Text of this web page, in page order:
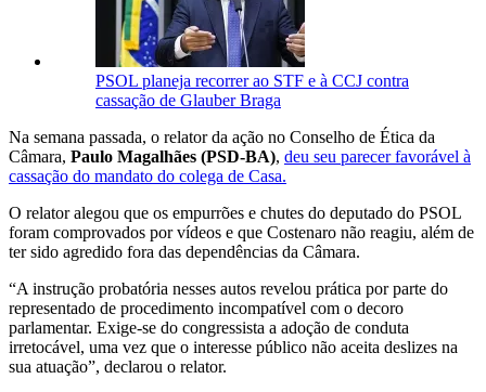
PSOL planeja recorrer ao STF e à CCJ contra
cassação de Glauber Braga
Na semana passada, o relator da ação no Conselho de Ética da
Câmara, Paulo Magalhães (PSD-BA), deu seu parecer favorável à
cassação do mandato do colega de Casa.
O relator alegou que os empurrões e chutes do deputado do PSOL
foram comprovados por vídeos e que Costenaro não reagiu, além de
ter sido agredido fora das dependências da Câmara.
“A instrução probatória nesses autos revelou prática por parte do
representado de procedimento incompatível com o decoro
parlamentar. Exige-se do congressista a adoção de conduta
irretocável, uma vez que o interesse público não aceita deslizes na
sua atuação”, declarou o relator.